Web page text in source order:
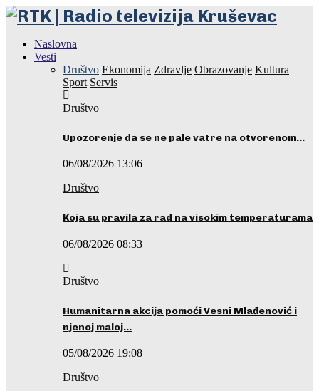
Naslovna
Vesti
Društvo Ekonomija Zdravlje Obrazovanje Kultura
Sport Servis
Društvo
Upozorenje da se ne pale vatre na otvorenom…
06/08/2026 13:06
Društvo
Koja su pravila za rad na visokim temperaturama
06/08/2026 08:33
Društvo
Humanitarna akcija pomoći Vesni Mlađenović i
njenoj maloj…
05/08/2026 19:08
Društvo